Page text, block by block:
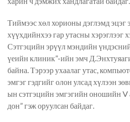
Тиймээс хөл хорионы дэглэмд эцэг
хүүхдийнхээ гар утасны хэрэглээг
Сэтгэцийн эрүүл мэндийн
үеийн клиник”-ийн эмч
байна. Тэрээр ухаалаг утас,
эмгэг гэдгийг олон улсад хүлээн
ын сэтгэцийн эмгэгийн оношийн V
дон” гэж оруулсан байдаг.